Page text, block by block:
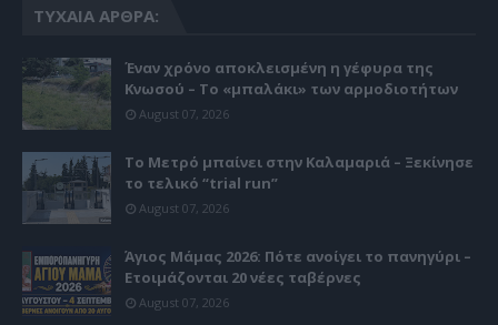
ΤΥΧΑΊΑ ΆΡΘΡΑ:
Έναν χρόνο αποκλεισμένη η γέφυρα της
Κνωσού – Το «μπαλάκι» των αρμοδιοτήτων
August 07, 2026
Το Μετρό μπαίνει στην Καλαμαριά – Ξεκίνησε
το τελικό “trial run”
August 07, 2026
Άγιος Μάμας 2026: Πότε ανοίγει το πανηγύρι –
Ετοιμάζονται 20 νέες ταβέρνες
August 07, 2026